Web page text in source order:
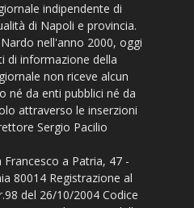
indipendente di
di Napoli e provincia.
nell'anno 2000, oggi
di informazione della
non riceve alcun
né da enti pubblici né da
attraverso le inserzioni
Sergio Pacilio
Francesco a Patria, 47 -
80014 Registrazione al
del 26/10/2004 Codice